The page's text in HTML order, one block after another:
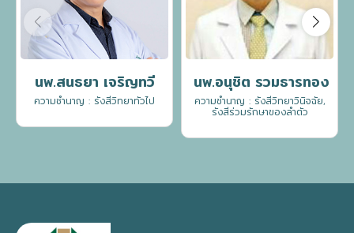
นพ.สนธยา เจริญทวี
ความชำนาญ : รังสีวิทยาทั่วไป
นพ.อนุชิต รวมธารทอง
ความชำนาญ : รังสีวิทยาวินิจฉัย,
รังสีร่วมรักษาของลำตัว